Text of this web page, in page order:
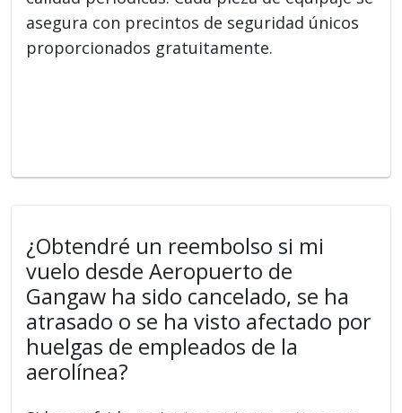
asegura con precintos de seguridad únicos
proporcionados gratuitamente.
¿Obtendré un reembolso si mi
vuelo desde Aeropuerto de
Gangaw ha sido cancelado, se ha
atrasado o se ha visto afectado por
huelgas de empleados de la
aerolínea?